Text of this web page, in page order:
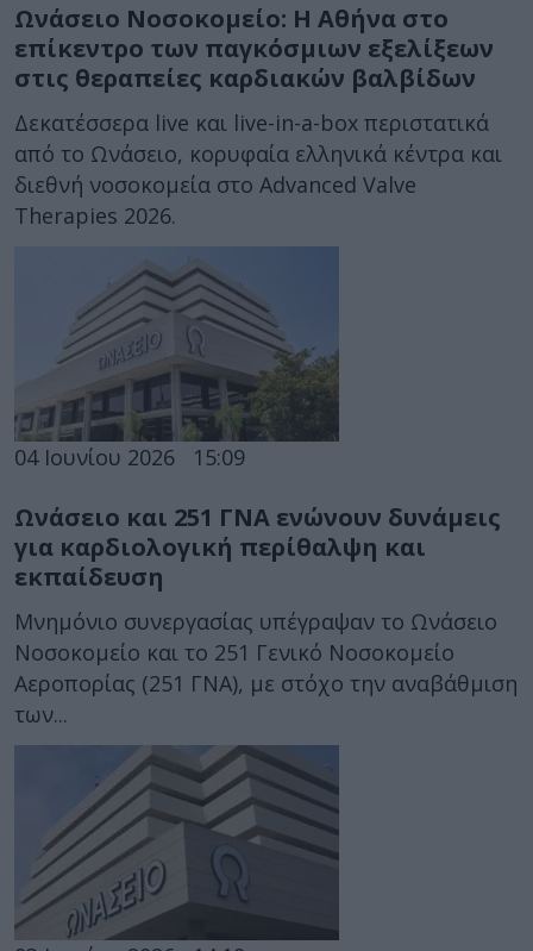
Ωνάσειο Νοσοκομείο: Η Αθήνα στο
επίκεντρο των παγκόσμιων εξελίξεων
στις θεραπείες καρδιακών βαλβίδων
Δεκατέσσερα live και live-in-a-box περιστατικά
από το Ωνάσειο, κορυφαία ελληνικά κέντρα και
διεθνή νοσοκομεία στο Advanced Valve
Therapies 2026.
04 Ιουνίου 2026 15:09
Ωνάσειο και 251 ΓΝΑ ενώνουν δυνάμεις
για καρδιολογική περίθαλψη και
εκπαίδευση
Μνημόνιο συνεργασίας υπέγραψαν το Ωνάσειο
Νοσοκομείο και το 251 Γενικό Νοσοκομείο
Αεροπορίας (251 ΓΝΑ), με στόχο την αναβάθμιση
των...